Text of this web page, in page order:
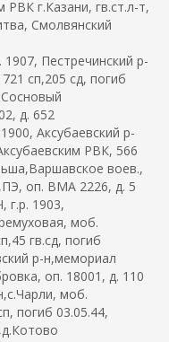
г.Казани, гв.ст.л-т,
Смолвянский
Пестречинский р-
сп,205 сд, погиб
д. 652
Аксубаевский р-
РВК, 566
воев.,
оп. ВМА 2226, д. 5
1903,
моб.
гв.сд, погиб
р-н,мемориал
оп. 18001, д. 110
моб.
погиб 03.05.44,